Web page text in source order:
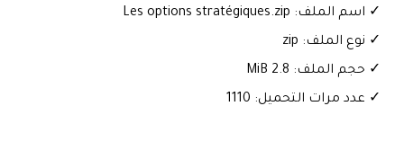
✓ اسم الملف: Les options stratégiques.zip
✓ نوع الملف: zip
✓ حجم الملف: 2.8 MiB
✓ عدد مرات التحميل: 1110